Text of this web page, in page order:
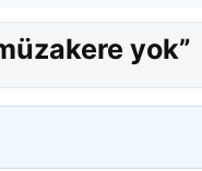
yok”